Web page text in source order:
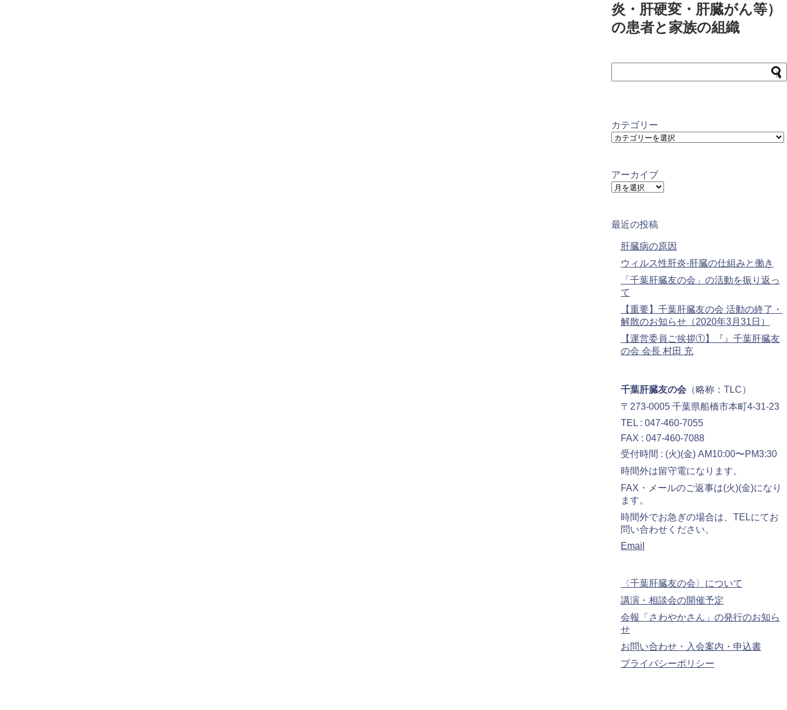
炎・肝硬変・肝臓がん等）
の患者と家族の組織
カテゴリー
カ
リ
ー
アーカイブ
ア
イ
最近の投稿
肝臓病の原因
ウィルス性肝炎-肝臓の仕組みと働き
「千葉肝臓友の会」の活動を振り返っ
て
【重要】千葉肝臓友の会 活動の終了・
解散のお知らせ（2020年3月31日）
【運営委員ご挨拶①】『』千葉肝臓友
の会 会長 村田 充
千葉肝臓友の会 （略称：TLC）
〒273-0005 千葉県船橋市本町4-31-23
TEL : 047-460-7055
FAX : 047-460-7088
受付時間 : (火)(金) AM10:00〜PM3:30
時間外は留守電になります。
FAX・メールのご返事は(火)(金)になり
ます。
時間外でお急ぎの場合は、TELにてお
問い合わせください。
Email
〈千葉肝臓友の会〉について
講演・相談会の開催予定
会報「さわやかさん」の発行のお知ら
せ
お問い合わせ・入会案内・申込書
プライバシーポリシー